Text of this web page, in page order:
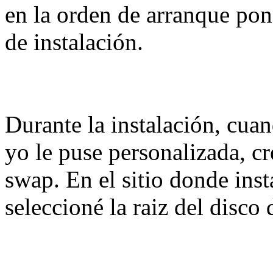
en la orden de arranque
de instalación.
Durante la instalación,
yo le puse personalizada,
swap. En el sitio donde
seleccioné la raiz del disco